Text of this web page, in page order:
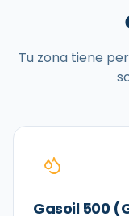
Tu zona tiene
Gasoil 500